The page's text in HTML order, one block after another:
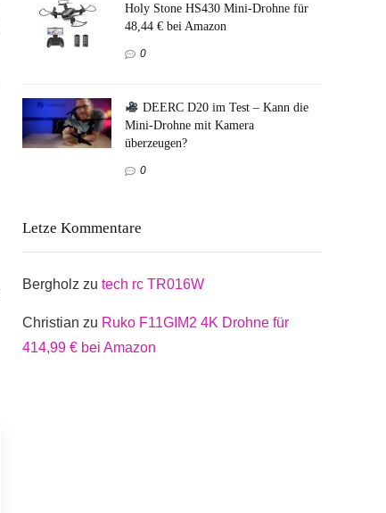
Holy Stone HS430 Mini-Drohne für
48,44 € bei Amazon
0
DEERC D20 im Test – Kann die
Mini-Drohne mit Kamera
überzeugen?
0
Letze Kommentare
Bergholz zu tech rc TR016W
Christian zu Ruko F11GIM2 4K Drohne für
414,99 € bei Amazon